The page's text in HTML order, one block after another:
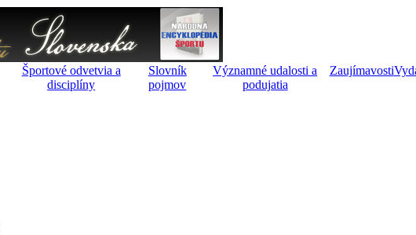
Športové odvetvia a
disciplíny
Slovník
pojmov
Významné udalosti a
podujatia
Zaujímavosti